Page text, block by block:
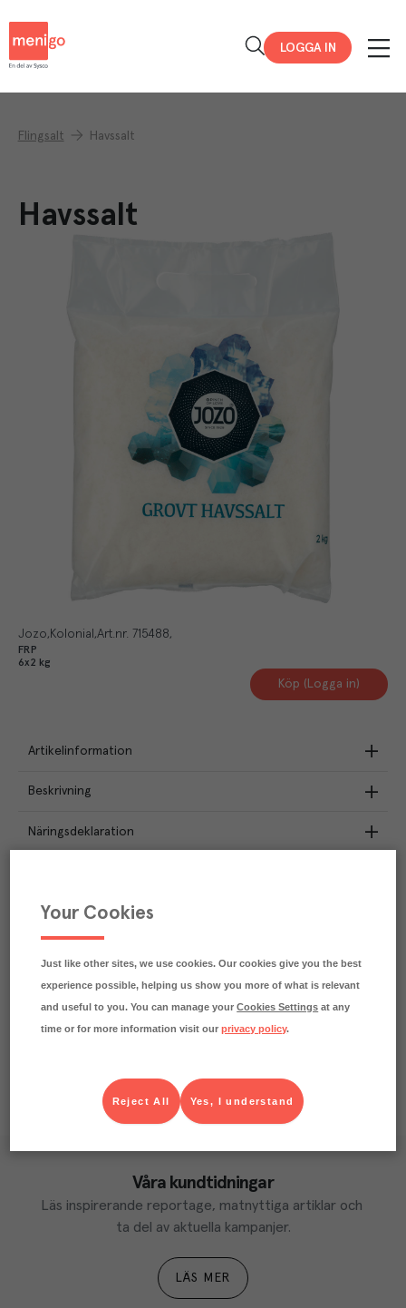
LOGGA IN
Flingsalt Havssalt
Havssalt
Jozo Kolonial Art.nr. 715488
FRP
6x2 kg
Köp (Logga in)
Artikelinformation
Beskrivning
Näringsdeklaration
Varje kilo av varan påverkar klimatet motsvarande
utsläppen av 0.1 kg koldioxid.
Våra kundtidningar
Läs inspirerande reportage, matnyttiga artiklar och
ta del av aktuella kampanjer.
LÄS MER
Your Cookies
Just like other sites, we use cookies. Our cookies give you the best
experience possible, helping us show you more of what is relevant
and useful to you. You can manage yourCookies Settings at any
time or for more information visit ourprivacy policy.
Yes, I understand
Reject All